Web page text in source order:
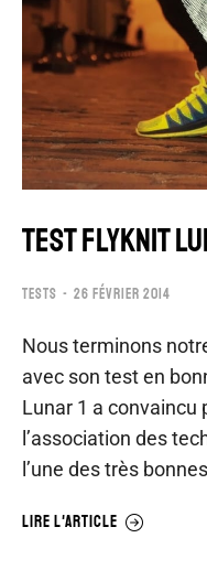
TEST FLYKNIT
TESTS 26 FÉVRIER 2014
Nous terminons
avec son test en
Lunar 1 a convaincu
l’association des
l’une des très
LIRE L'ARTICLE